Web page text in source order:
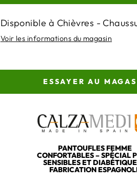
Disponible à Chièvres -
Voir les informations du magasin
ESSAYER AU
PANTOUFLES FEMME
CONFORTABLES – SPÉCIAL
SENSIBLES ET
FABRICATION